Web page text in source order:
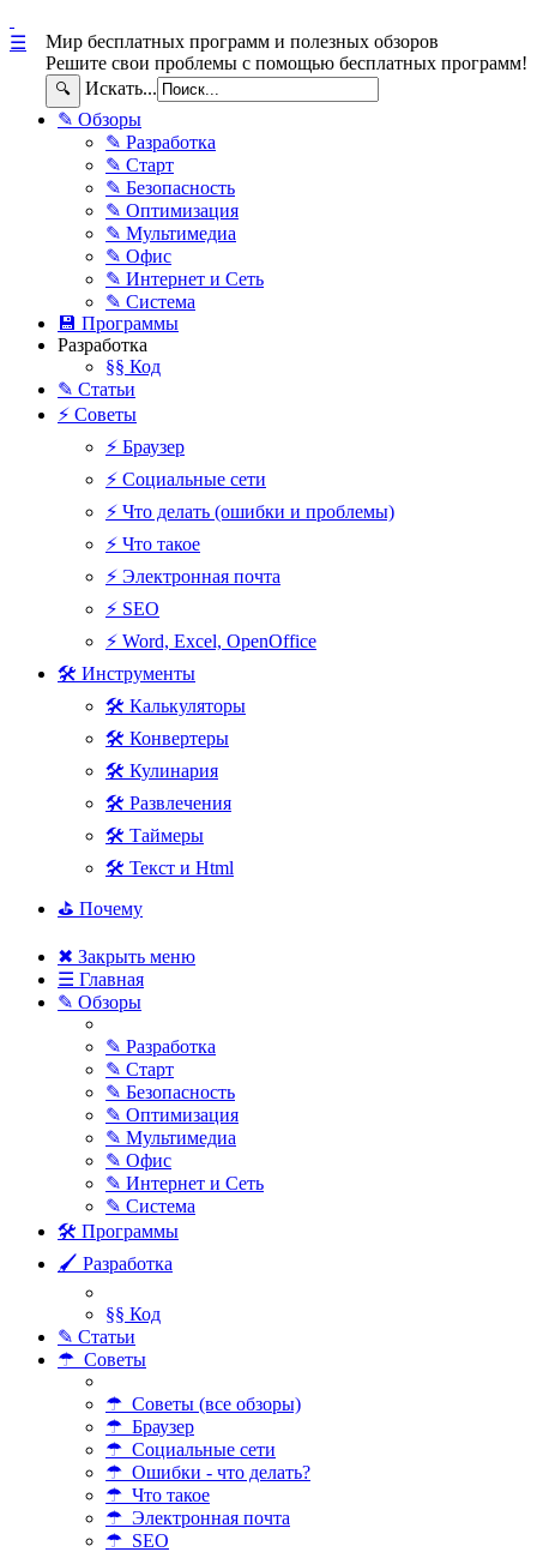
Мир бесплатных программ и полезных обзоров
Решите свои проблемы с помощью бесплатных программ!
🔍 Искать...
☰
✎ Обзоры
✎ Разработка
✎ Старт
✎ Безопасность
✎ Оптимизация
✎ Мультимедиа
✎ Офис
✎ Интернет и Сеть
✎ Система
💾 Программы
Разработка
§§ Код
✎ Статьи
⚡ Советы
⚡ Браузер
⚡ Социальные сети
⚡ Что делать (ошибки и проблемы)
⚡ Что такое
⚡ Электронная почта
⚡ SEO
⚡ Word, Excel, OpenOffice
🛠 Инструменты
🛠 Калькуляторы
🛠 Конвертеры
🛠 Кулинария
🛠 Развлечения
🛠 Таймеры
🛠 Текст и Html
⛳ Почему
✖ Закрыть меню
☰ Главная
✎ Обзоры
✎ Разработка
✎ Старт
✎ Безопасность
✎ Оптимизация
✎ Мультимедиа
✎ Офис
✎ Интернет и Сеть
✎ Система
🛠 Программы
🖌 Разработка
§§ Код
✎ Статьи
☂ Советы
☂ Советы (все обзоры)
☂ Браузер
☂ Социальные сети
☂ Ошибки - что делать?
☂ Что такое
☂ Электронная почта
☂ SEO